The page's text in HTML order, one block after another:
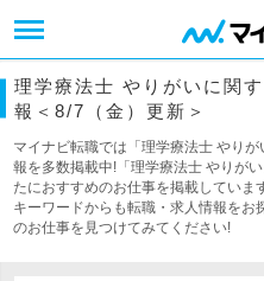
理学療法士 やりがいに関
報＜8/7（金）更新＞
マイナビ転職では「理学療法士 やり
報を多数掲載中!「理学療法士 やりが
たにおすすめのお仕事を掲載していま
キーワードからも転職・求人情報をお
のお仕事を見つけてみてください!